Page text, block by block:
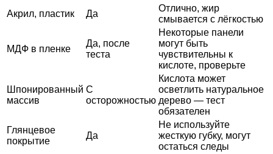
Акрил, пластик Да
Отлично, жир
смывается с лёгкостью
МДФ в пленке
Да, после
теста
Некоторые панели
могут быть
чувствительны к
кислоте, проверьте
Шпонированный
массив
С
осторожностью
Кислота может
осветлить натуральное
дерево — тест
обязателен
Глянцевое
покрытие
Да
Не используйте
жесткую губку, могут
остаться следы